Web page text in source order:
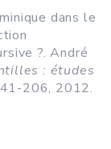
dans le
?. André
: études
206, 2012.